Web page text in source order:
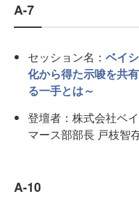
A-7
セッション名： ベイ
化から得た示唆を共
る一手とは～
登壇者：株式会社ベ
マース部部長 戸枝智
A-10